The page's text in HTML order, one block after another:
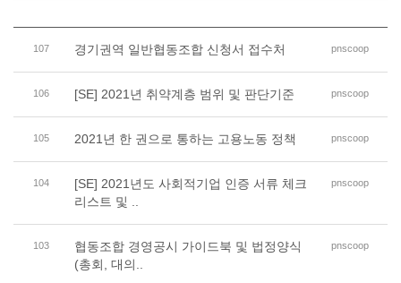
107 경기권역 일반협동조합 신청서 접수처 pnscoop
106 [SE] 2021년 취약계층 범위 및 판단기준 pnscoop
105 2021년 한 권으로 통하는 고용노동 정책 pnscoop
104
[SE] 2021년도 사회적기업 인증 서류 체크
리스트 및 ..
pnscoop
103
협동조합 경영공시 가이드북 및 법정양식
(총회, 대의..
pnscoop